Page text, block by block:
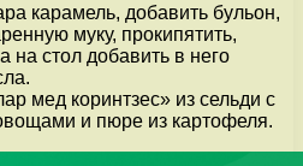
карамель, добавить бульон,
муку, прокипятить,
на стол добавить в него
мед коринтзес» из сельди с
и пюре из картофеля.